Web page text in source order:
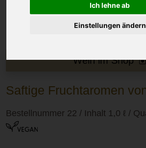
Ich lehne ab
Einstellungen ändern
Saftige Fruchtaromen
Bestellnummer 22 / Inhalt 1,0 ℓ /
Wein im Shop